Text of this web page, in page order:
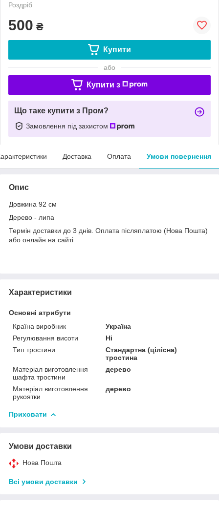
Роздріб
500 ₴
Купити
або
Купити з
Що таке купити з Пром?
Замовлення під захистом
Доставка Оплата Умови повернення
Опис
Довжина 92 см
Дерево - липа
Термін доставки до 3 днів. Оплата післяплатою (Нова Пошта)
або онлайн на сайті
Характеристики
Основні атрибути
Країна виробник
Україна
Регулювання висоти
Ні
Тип тростини
Стандартна (цілісна)
тростина
Матеріал виготовлення
шафта тростини
дерево
Матеріал виготовлення
рукоятки
дерево
Приховати
Умови доставки
Нова Пошта
Всі умови доставки